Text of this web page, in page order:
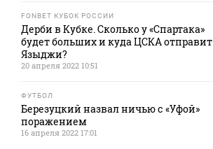
FONBET КУБОК РОССИИ
Дерби в Кубке. Сколько у «Спартака»
будет больших и куда ЦСКА отправит
Языджи?
20 апреля 2022 10:51
ФУТБОЛ
Березуцкий назвал ничью с «Уфой»
поражением
16 апреля 2022 17:01